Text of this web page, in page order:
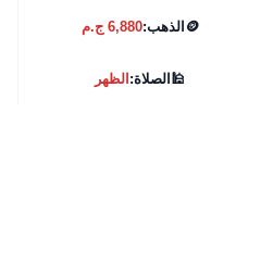
🪙 الذهب:6,880 ج.م
🕌الصلاة:الظهر